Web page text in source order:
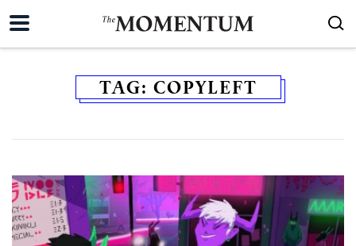
TAG: COPYLEFT